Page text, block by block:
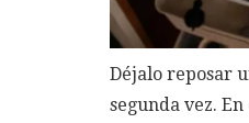
Déjalo reposar
segunda vez.